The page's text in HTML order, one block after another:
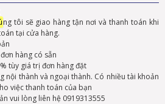
ng tôi sẽ giao hàng tận nơi và thanh toán khi
tại cửa hàng.
hàng có sẵn
tùy giá trị đơn hàng đặt
nội thành và ngoại thành. Có nhiều tài khoản
việc thanh toán của bạn
vui lòng liên hệ 0919313555